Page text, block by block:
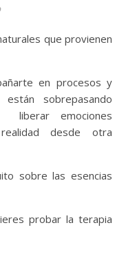
en procesos y
sobrepasando
liberar emociones
desde otra
sobre las esencias
probar la terapia